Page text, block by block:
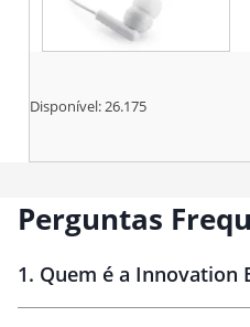
Disponível:26.175
Perguntas
1. Quem é a Innovation